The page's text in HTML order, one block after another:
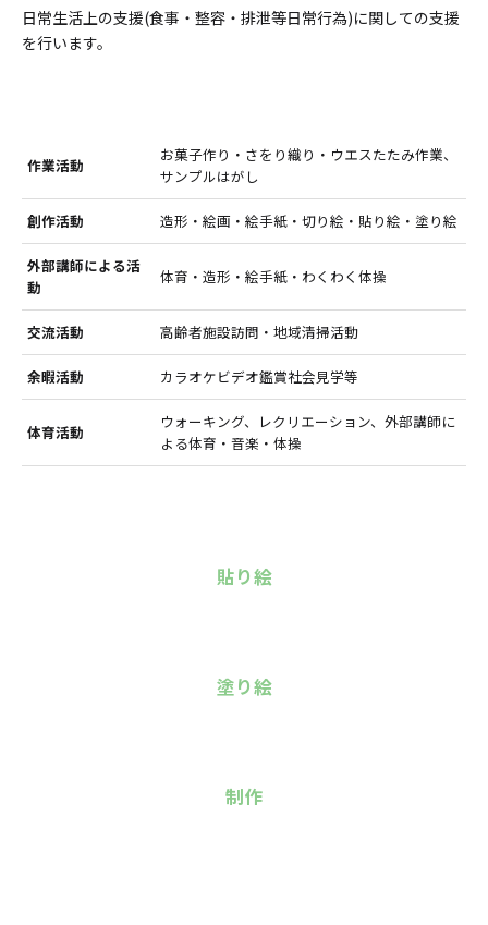
日常生活上の支援(食事・整容・排泄等日常行為)に関しての支援
を行います。
作業活動
お菓子作り・さをり織り・ウエスたたみ作業、
サンプルはがし
創作活動 造形・絵画・絵手紙・切り絵・ 貼り絵・塗り絵
外部講師による活
動
体育・造形・絵手紙・わくわく体操
交流活動 高齢者施設訪問・地域清掃活動
余暇活動 カラオケビデオ鑑賞社会見学等
体育活動
ウォーキング、レクリエーション、外部講師に
よる体育・音楽・体操
貼り絵
塗り絵
制作